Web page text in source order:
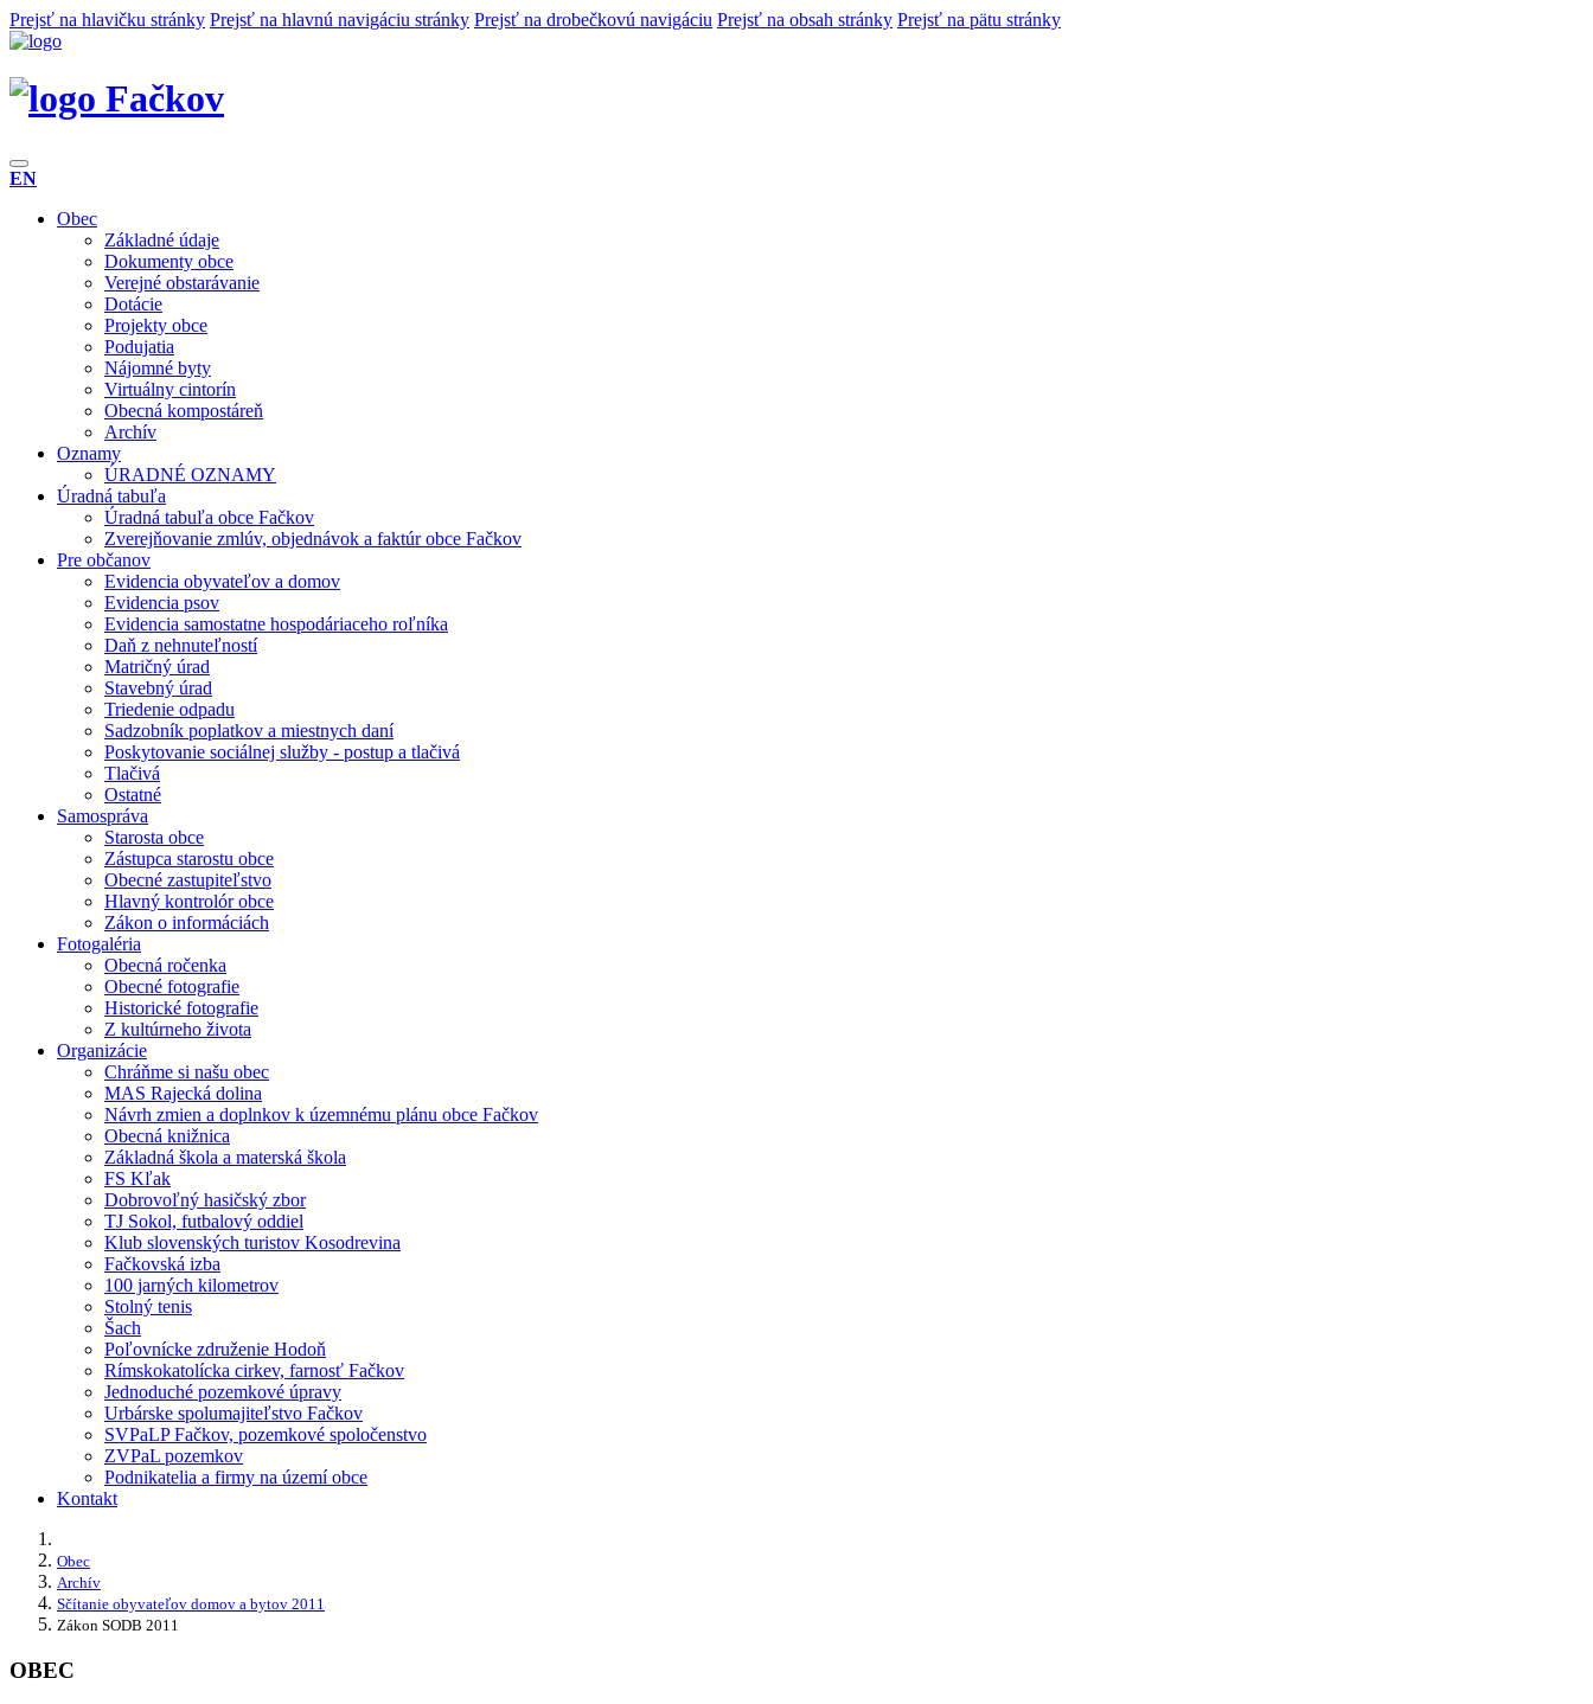
Prejsť na hlavičku stránky Prejsť na hlavnú navigáciu stránky Prejsť na drobečkovú navigáciu Prejsť na obsah stránky Prejsť na pätu stránky
Fačkov
EN
Obec
Základné údaje
Dokumenty obce
Verejné obstarávanie
Dotácie
Projekty obce
Podujatia
Nájomné byty
Virtuálny cintorín
Obecná kompostáreň
Archív
Oznamy
ÚRADNÉ OZNAMY
Úradná tabuľa
Úradná tabuľa obce Fačkov
Zverejňovanie zmlúv, objednávok a faktúr obce Fačkov
Pre občanov
Evidencia obyvateľov a domov
Evidencia psov
Evidencia samostatne hospodáriaceho roľníka
Daň z nehnuteľností
Matričný úrad
Stavebný úrad
Triedenie odpadu
Sadzobník poplatkov a miestnych daní
Poskytovanie sociálnej služby - postup a tlačivá
Tlačivá
Ostatné
Samospráva
Starosta obce
Zástupca starostu obce
Obecné zastupiteľstvo
Hlavný kontrolór obce
Zákon o informáciách
Fotogaléria
Obecná ročenka
Obecné fotografie
Historické fotografie
Z kultúrneho života
Organizácie
Chráňme si našu obec
MAS Rajecká dolina
Návrh zmien a doplnkov k územnému plánu obce Fačkov
Obecná knižnica
Základná škola a materská škola
FS Kľak
Dobrovoľný hasičský zbor
TJ Sokol, futbalový oddiel
Klub slovenských turistov Kosodrevina
Fačkovská izba
100 jarných kilometrov
Stolný tenis
Šach
Poľovnícke združenie Hodoň
Rímskokatolícka cirkev, farnosť Fačkov
Jednoduché pozemkové úpravy
Urbárske spolumajiteľstvo Fačkov
SVPaLP Fačkov, pozemkové spoločenstvo
ZVPaL pozemkov
Podnikatelia a firmy na území obce
Kontakt
Obec
Archív
Sčítanie obyvateľov domov a bytov 2011
Zákon SODB 2011
OBEC